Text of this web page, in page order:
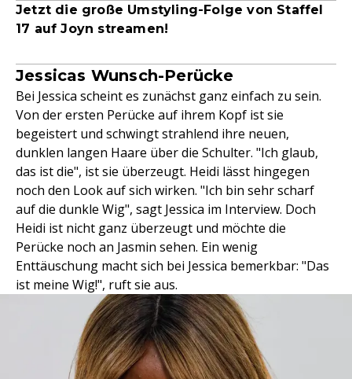
Jetzt die große Umstyling-Folge von Staffel
17 auf Joyn streamen!
Jessicas Wunsch-Perücke
Bei Jessica scheint es zunächst ganz einfach zu sein.
Von der ersten Perücke auf ihrem Kopf ist sie
begeistert und schwingt strahlend ihre neuen,
dunklen langen Haare über die Schulter. "Ich glaub,
das ist die", ist sie überzeugt. Heidi lässt hingegen
noch den Look auf sich wirken. "Ich bin sehr scharf
auf die dunkle Wig", sagt Jessica im Interview. Doch
Heidi ist nicht ganz überzeugt und möchte die
Perücke noch an Jasmin sehen. Ein wenig
Enttäuschung macht sich bei Jessica bemerkbar: "Das
ist meine Wig!", ruft sie aus.